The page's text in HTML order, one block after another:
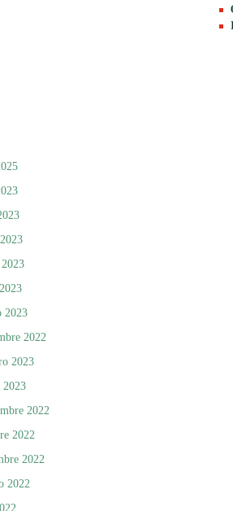
2023
2022
2023
2022
2022
2022
2022